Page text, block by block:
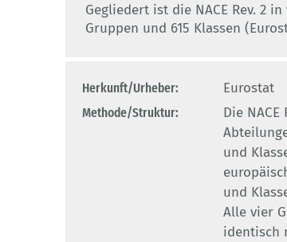
Gegliedert ist die NACE Rev. 2
Gruppen und 615 Klassen
Herkunft/Urheber:
Eurostat
Methode/Struktur:
Die
und
und
Alle vier
identisch